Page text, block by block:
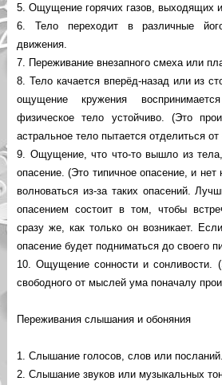
5. Ощущение горячих газов, выходящих
6. Тело переходит в различные
движения.
7. Переживание внезапного смеха или
8. Тело качается вперёд-назад или из
ощущение кружения
физическое тело устойчиво. (Это
астральное тело пытается отделиться
9. Ощущение, что что-то вышло из
опасение. (Это типичное опасение, и
волноваться из-за таких опасений.
опасением состоит в том, чтобы
сразу же, как только он возникает.
опасение будет подниматься до своего
10. Ощущение сонности и сонливости.
свободного от мыслей ума поначалу
Переживания слышания и обоняния
1. Слышание голосов, слов или посланий.
2. Слышание звуков или музыкальных